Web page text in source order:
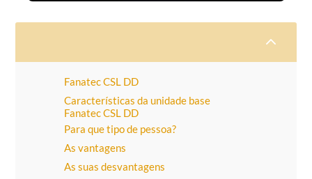
2
Fanatec CSL DD
Características da unidade base
Fanatec CSL DD
Para que tipo de pessoa?
As vantagens
As suas desvantagens